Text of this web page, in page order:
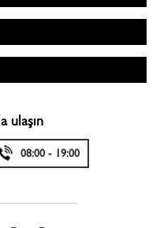
ulaşın
08:00 - 19:00